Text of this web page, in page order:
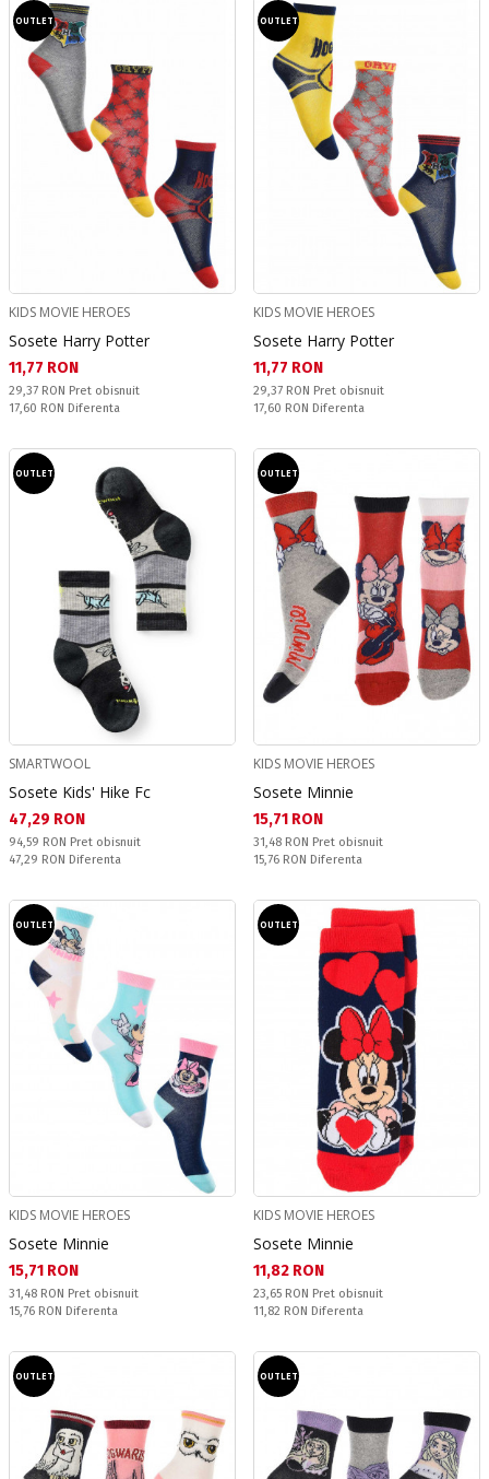
OUTLET
KIDS MOVIE HEROES
Sosete Harry Potter
Текуща цена:
11,77 RON
Pret obisnuit:
29,37 RON Pret obisnuit
Спестявате:
17,60 RON Diferenta
OUTLET
KIDS MOVIE HEROES
Sosete Harry Potter
Текуща цена:
11,77 RON
Pret obisnuit:
29,37 RON Pret obisnuit
Спестявате:
17,60 RON Diferenta
OUTLET
SMARTWOOL
Sosete Kids' Hike Fc
Текуща цена:
47,29 RON
Pret obisnuit:
94,59 RON Pret obisnuit
Спестявате:
47,29 RON Diferenta
OUTLET
KIDS MOVIE HEROES
Sosete Minnie
Текуща цена:
15,71 RON
Pret obisnuit:
31,48 RON Pret obisnuit
Спестявате:
15,76 RON Diferenta
OUTLET
KIDS MOVIE HEROES
Sosete Minnie
Текуща цена:
15,71 RON
Pret obisnuit:
31,48 RON Pret obisnuit
Спестявате:
15,76 RON Diferenta
OUTLET
KIDS MOVIE HEROES
Sosete Minnie
Текуща цена:
11,82 RON
Pret obisnuit:
23,65 RON Pret obisnuit
Спестявате:
11,82 RON Diferenta
OUTLET OUTLET